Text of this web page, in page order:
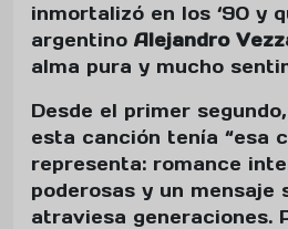
inmortalizó en los ‘90 y
argentino Alejandro
alma pura y mucho
Desde el primer
esta canción tenía “esa
representa: romance
poderosas y un mensaje
atraviesa generaciones.